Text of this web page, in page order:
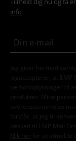
info
Jeg giver hermed
jegaccepterer, at EMP
personoplysninger til
produkter. Mine
overensstemmelse
forstår, at jeg til
besked til EMP Mail
Klik her
for at afmelde